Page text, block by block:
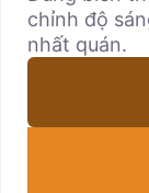
chỉnh độ
nhất quán.